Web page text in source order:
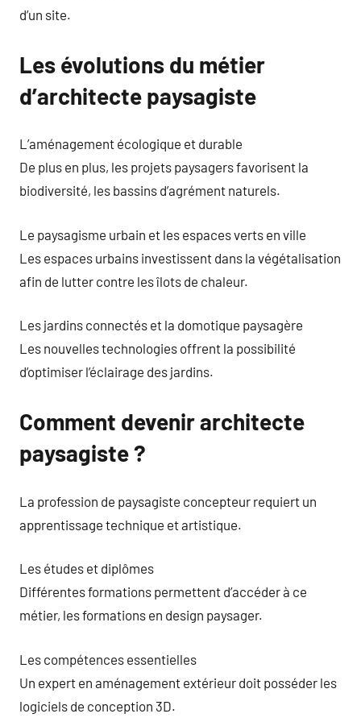
d’un site.
Les évolutions du métier
d’architecte paysagiste
L’aménagement écologique et durable
De plus en plus, les projets paysagers favorisent la
biodiversité, les bassins d’agrément naturels.
Le paysagisme urbain et les espaces verts en ville
Les espaces urbains investissent dans la végétalisation
afin de lutter contre les îlots de chaleur.
Les jardins connectés et la domotique paysagère
Les nouvelles technologies offrent la possibilité
d’optimiser l’éclairage des jardins.
Comment devenir architecte
paysagiste ?
La profession de paysagiste concepteur requiert un
apprentissage technique et artistique.
Les études et diplômes
Différentes formations permettent d’accéder à ce
métier, les formations en design paysager.
Les compétences essentielles
Un expert en aménagement extérieur doit posséder les
logiciels de conception 3D.